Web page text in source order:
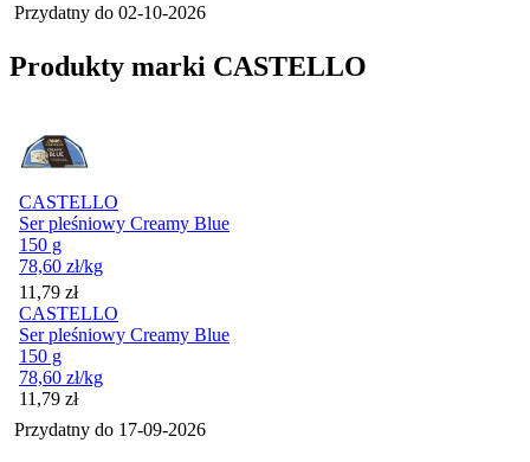
Przydatny do 02-10-2026
Produkty marki CASTELLO
CASTELLO
Ser pleśniowy Creamy Blue
150 g
78,60 zł/kg
Cena
11,79 zł
CASTELLO
Ser pleśniowy Creamy Blue
150 g
78,60 zł/kg
Cena
11,79 zł
Przydatny do 17-09-2026